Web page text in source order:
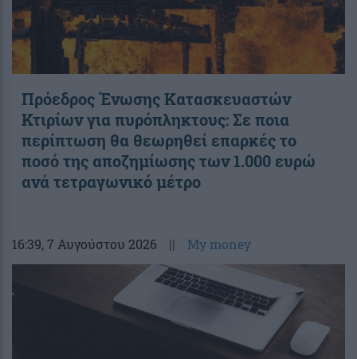
Πρόεδρος Ένωσης Κατασκευαστών
Κτιρίων για πυρόπληκτους: Σε ποια
περίπτωση θα θεωρηθεί επαρκές το
ποσό της αποζημίωσης των 1.000 ευρώ
ανά τετραγωνικό μέτρο
16:39, 7 Αυγούστου 2026 || My money